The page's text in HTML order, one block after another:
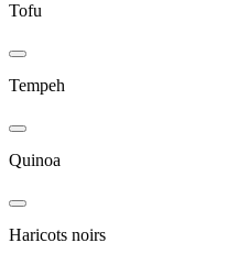
Tofu
Tempeh
Quinoa
Haricots noirs